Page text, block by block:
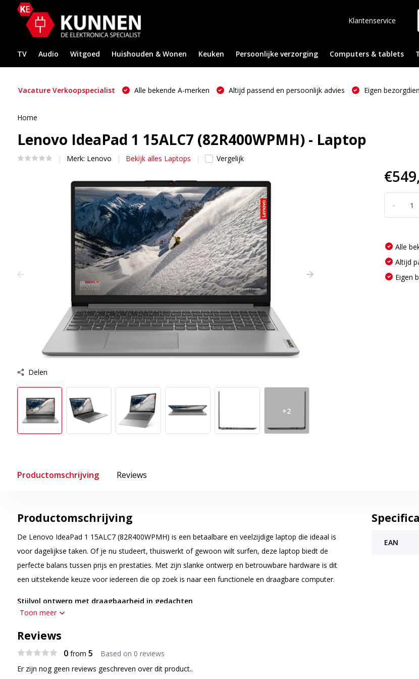
Klantenservice
TV Audio Witgoed Huishouden & Wonen Keuken Persoonlijke verzorging Computers & tablets
Vacature Verkoopspecialist Alle bekende A-merken Altijd passend en persoonlijk advies Eigen
Home
Lenovo IdeaPad 1 15ALC7 (82R400WPMH) - Laptop
Merk: Lenovo Bekijk alles Laptops Vergelijk
Delen
+2
-
Alle
Altijd
Eigen
Productomschrijving Reviews
Productomschrijving
De Lenovo IdeaPad 1 15ALC7 (82R400WPMH) is een betaalbare en veelzijdige laptop die ideaal is
voor dagelijkse taken. Of je nu studeert, thuiswerkt of gewoon wilt surfen, deze laptop biedt de
perfecte balans tussen prijs en prestaties. Met zijn slanke ontwerp en betrouwbare hardware is dit
een uitstekende keuze voor iedereen die op zoek is naar een functionele en draagbare computer.
Stijlvol ontwerp met draagbaarheid in gedachten
De IdeaPad 1 heeft een strak, lichtgewicht ontwerp dat perfect is voor onderweg. Met een
gewicht van slechts 1,6 kg en een dikte van 18 mm neem je hem moeiteloos mee in je tas. Het
vingerafdrukken, zodat hij er altijd netjes uitziet.
Toon meer
EAN
Reviews
0from 5 Based on 0 reviews
Er zijn nog geen reviews geschreven over dit product..